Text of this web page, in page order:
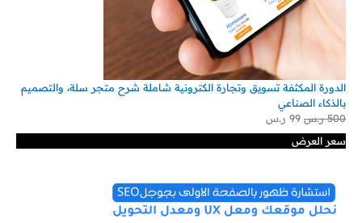
الدورة المكثفة تسويق وتجارة الكترونية شاملة شرح متجر سلة، والتصميم
بالذكاء الصناعي
500 ر.س 99 ر.س
سعر العرض